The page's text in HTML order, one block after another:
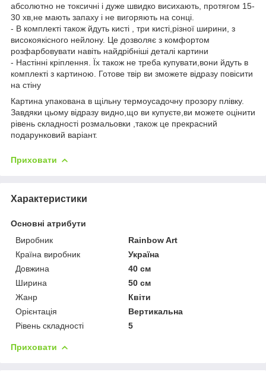
абсолютно не токсичні і дуже швидко висихають, протягом 15-
30 хв,не мають запаху і не вигоряють на сонці.
- В комплекті також йдуть кисті , три кисті,різної ширини, з
високоякісного нейлону. Це дозволяє з комфортом
розфарбовувати навіть найдрібніші деталі картини
- Настінні кріплення. Їх також не треба купувати,вони йдуть в
комплекті з картиною. Готове твір ви зможете відразу повісити
на стіну
Картина упакована в щільну термоусадочну прозору плівку.
Завдяки цьому відразу видно,що ви купуєте,ви можете оцінити
рівень складності розмальовки ,також це прекрасний
подарунковий варіант.
Приховати
Характеристики
Основні атрибути
Виробник
Rainbow Art
Країна виробник
Україна
Довжина
40 см
Ширина
50 см
Жанр
Квіти
Орієнтація
Вертикальна
Рівень складності
5
Приховати